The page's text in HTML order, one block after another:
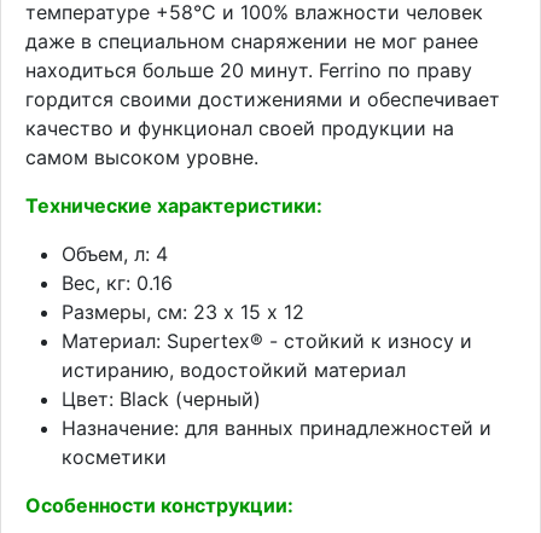
температуре +58°С и 100% влажности человек
даже в специальном снаряжении не мог ранее
находиться больше 20 минут. Ferrino по праву
гордится своими достижениями и обеспечивает
качество и функционал своей продукции на
самом высоком уровне.
Технические характеристики:
Объем, л: 4
Вес, кг: 0.16
Размеры, см: 23 х 15 х 12
Материал: Supertex® - стойкий к износу и
истиранию, водостойкий материал
Цвет: Black (черный)
Назначение: для ванных принадлежностей и
косметики
Особенности конструкции: